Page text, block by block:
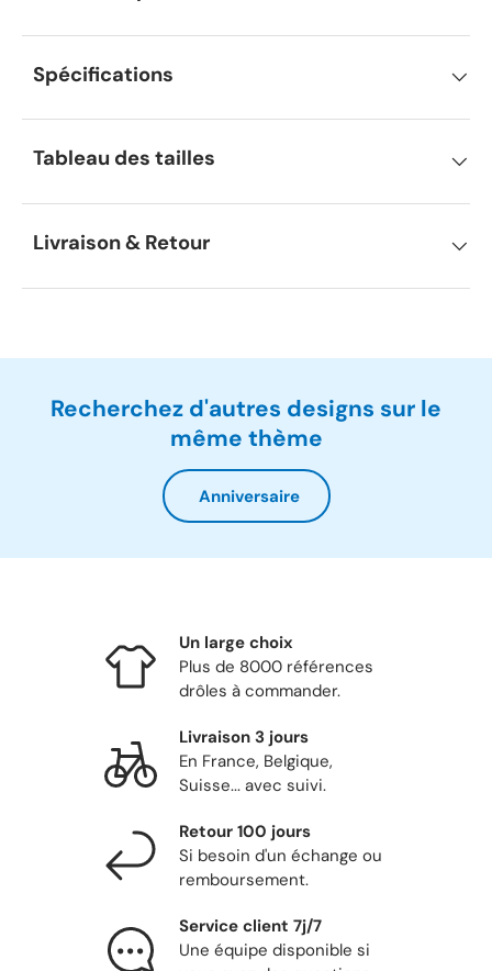
Spécifications
Tableau des tailles
Livraison & Retour
Recherchez d'autres designs sur le
même thème
Anniversaire
Un large choix
Plus de 8000 références
drôles à commander.
Livraison 3 jours
En France, Belgique,
Suisse... avec suivi.
Retour 100 jours
Si besoin d'un échange ou
remboursement.
Service client 7j/7
Une équipe disponible si